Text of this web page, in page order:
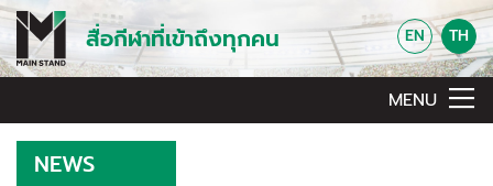
สื่อกีฬาที่เข้าถึงทุกคน EN TH
MENU
NEWS